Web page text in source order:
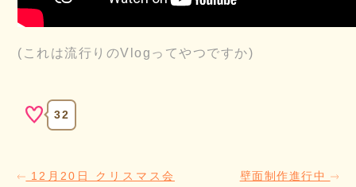
(これは流行りのVlogってやつですか)
32
12月20日 クリスマス会
壁面制作進行中